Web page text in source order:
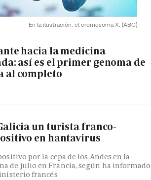
En la ilustración, el cromosoma X. (ABC)
hacia la medicina
así es el primer genoma de
al completo
un turista franco-
en hantavirus
por la cepa de los Andes en la
de julio en Francia, según ha informado
francés